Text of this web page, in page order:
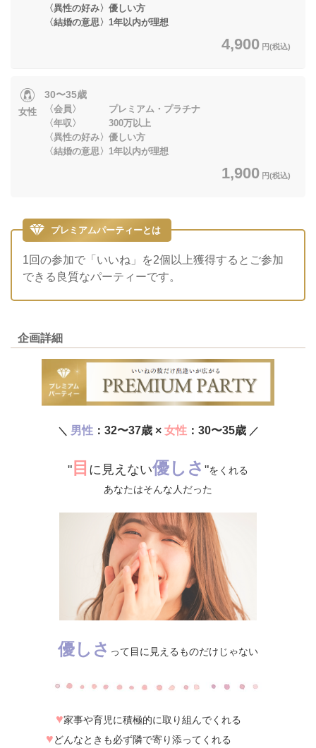
〈異性の好み〉優しい方
〈結婚の意思〉1年以内が理想
4,900 円(税込)
女性
30〜35歳
〈会員〉 プレミアム・プラチナ
〈年収〉 300万以上
〈異性の好み〉優しい方
〈結婚の意思〉1年以内が理想
1,900 円(税込)
プレミアムパーティーとは
1回の参加で「いいね」を2個以上獲得するとご参加
できる良質なパーティーです。
企画詳細
＼ 男性：32〜37歳 × 女性：30〜35歳 ／
" 目 に見えない優しさ "をくれる
あなたはそんな人だった
優しさ って目に見えるものだけじゃない
♥家事や育児に積極的に取り組んでくれる
♥どんなときも必ず隣で寄り添ってくれる